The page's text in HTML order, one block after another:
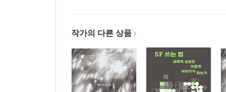
작가의 다른 상품